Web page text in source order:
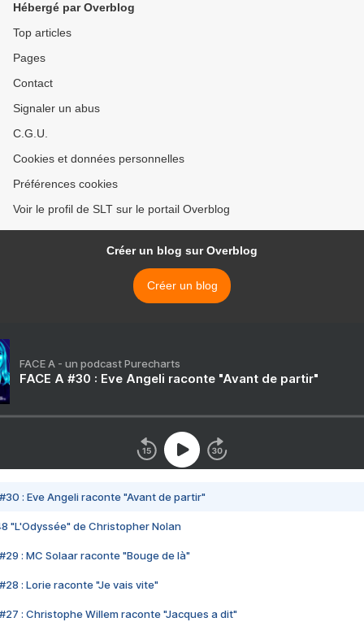
Hébergé par Overblog
Top articles
Pages
Contact
Signaler un abus
C.G.U.
Cookies et données personnelles
Préférences cookies
Voir le profil de SLT sur le portail Overblog
Créer un blog sur Overblog
Créer un blog
FACE A - un podcast Purecharts
FACE A #30 : Eve Angeli raconte "Avant de partir"
#30 : Eve Angeli raconte "Avant de partir"
"L'Odyssée" de Christopher Nolan
#29 : MC Solaar raconte "Bouge de là"
#28 : Lorie raconte "Je vais vite"
#27 : Christophe Willem raconte "Jacques a dit"